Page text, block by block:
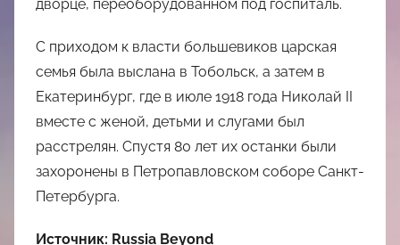
дворце, переоборудованном под госпиталь.
С приходом к власти большевиков царская
семья была выслана в Тобольск, а затем в
Екатеринбург, где в июле 1918 года Николай II
вместе с женой, детьми и слугами был
расстрелян. Спустя 80 лет их останки были
захоронены в Петропавловском соборе Санкт-
Петербурга.
Источник: Russia Beyond